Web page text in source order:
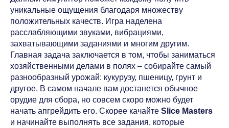
уникальные ощущения благодаря множеству
положительных качеств. Игра наделена
расслабляющими звуками, вибрациями,
захватывающими заданиями и многим другим.
Главная задача заключается в том, чтобы заниматься
хозяйственными делами в полях – собирайте самый
разнообразный урожай: кукурузу, пшеницу, грунт и
другое. В самом начале вам достанется обычное
орудие для сбора, но совсем скоро можно будет
начать апгрейдить его. Скорее качайте Slice Masters
и начинайте выполнять все задания, которые